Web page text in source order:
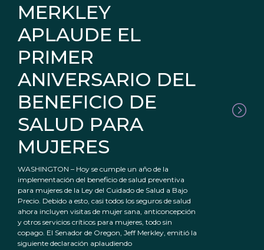
MERKLEY
APLAUDE EL
PRIMER
ANIVERSARIO DEL
BENEFICIO DE
SALUD PARA
MUJERES
WASHINGTON – Hoy se cumple un año de la
implementación del beneficio de salud preventiva
para mujeres de la Ley del Cuidado de Salud a Bajo
Precio. Debido a esto, casi todos los seguros de salud
ahora incluyen visitas de mujer sana, anticoncepción
y otros servicios críticos para mujeres, todo sin
copago. El Senador de Oregon, Jeff Merkley, emitió la
siguiente declaración aplaudiendo